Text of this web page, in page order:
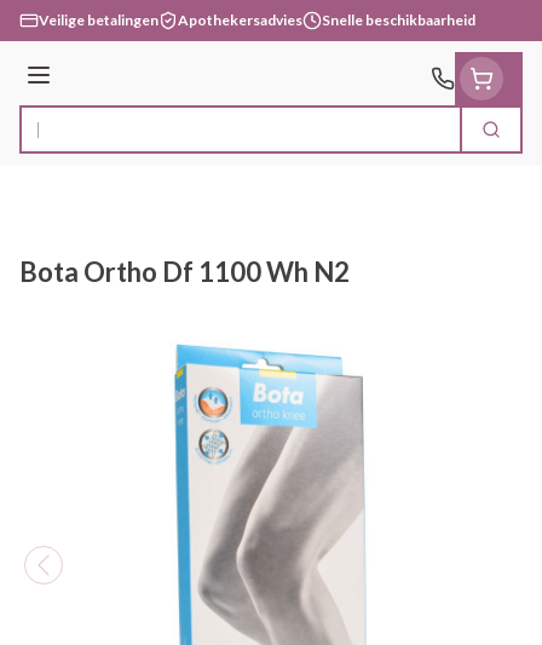
Ga naar de inhoud
Veilige betalingen Apothekersadvies Snelle beschikbaarheid
Menu
Product, merk, categorie... Zoek
Bota Ortho Df 1100 Wh N2